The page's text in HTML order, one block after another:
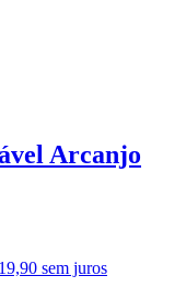
Arcanjo
sem juros